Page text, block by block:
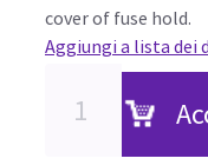
cover of fuse hold.
Aggiungi a lista dei